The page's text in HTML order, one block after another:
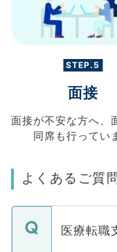
STEP.5
面接
面接が不安な方へ、
同席も行ってい
よくあるご質
医療転職